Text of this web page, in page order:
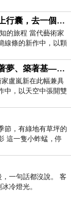
雄
當代藝術家盧嵐新：背上行囊，去一個沒有人認識你的地方——看風景，也遇見渴望出發的自己
的旅程 當代藝術家
線條的新作中，以顆
凝練且具
當代藝術家盧嵐新：敷著夢、築著基——讓筆觸成為存在過的證據，將相遇的溫度熔鑄成新的模樣
盧嵐新在此幅兼具
中，以天空中張開雙
群對話，
節，有綠地有草坪的
這一隻小蚱蜢，停
無動
一句話都沒說。 客
冷燈光。